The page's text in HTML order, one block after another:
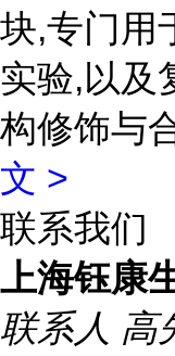
块,专门用
实验,以及
构修饰与
文 >
联系我们
上海钰康
联系人 高